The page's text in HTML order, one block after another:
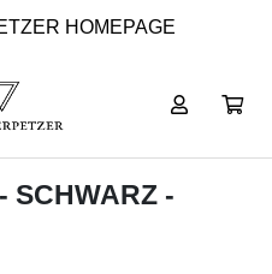
HOMEPAGE
SCHWARZ -